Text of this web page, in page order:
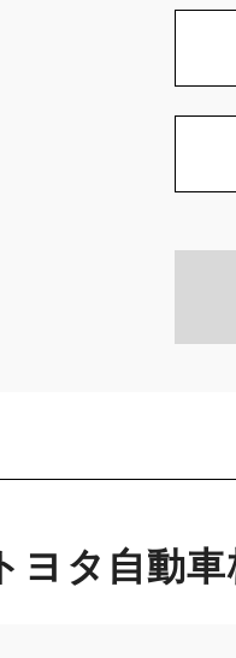
トヨタ自動